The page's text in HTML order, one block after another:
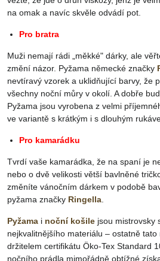
na omak a navíc skvěle odvádí pot.
Pro bratra
Muži nemají rádi „měkké" dárky, ale
změní názor. Pyžama německé značky
nevtíravý vzorek a uklidňující barvy, že
všechny noční můry v okolí. A dobře
Pyžama jsou vyrobena z velmi
ve variantě s krátkým i s dlouhým
Pro kamarádku
Tvrdí vaše kamarádka, že na spaní je
nebo o dvě velikosti větší bavlněné
změníte vánočním dárkem v podobě
pyžama značky Ringella
Pyžama i noční košile jsou mistrovsky
nejkvalitnějšího materiálu – ostatně
držitelem certifikátu Öko-Tex Standard
nočního prádla mimořádně obtížné